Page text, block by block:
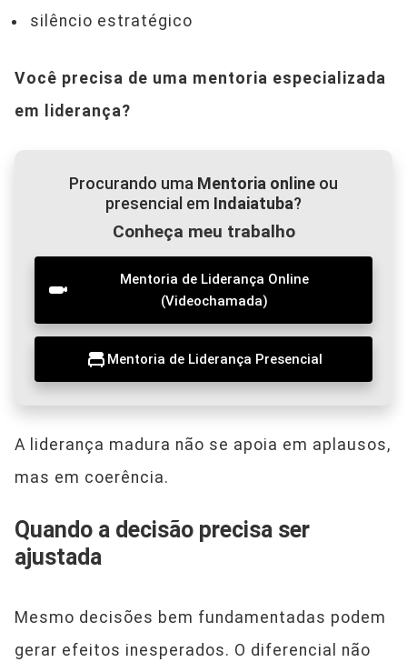
silêncio estratégico
Você precisa de uma mentoria especializada
em liderança?
Procurando uma Mentoria online ou
presencial em Indaiatuba?
Conheça meu trabalho
Mentoria de Liderança Online
(Videochamada)
Mentoria de Liderança Presencial
A liderança madura não se apoia em aplausos,
mas em coerência.
Quando a decisão precisa ser
ajustada
Mesmo decisões bem fundamentadas podem
gerar efeitos inesperados. O diferencial não